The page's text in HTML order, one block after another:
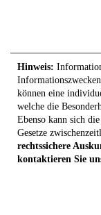
Hinweis:
können eine
welche die
Ebenso kann sich
Gesetze
rechtssichere
kontaktieren Sie